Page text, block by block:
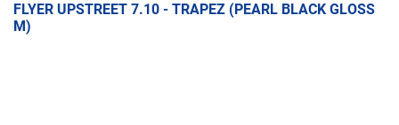
FLYER UPSTREET 7.10 - TRAPEZ (PEARL BLACK GLOSS
M)